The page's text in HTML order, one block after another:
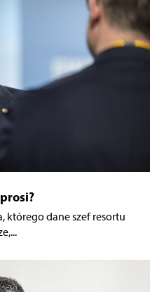
którego dane szef resortu